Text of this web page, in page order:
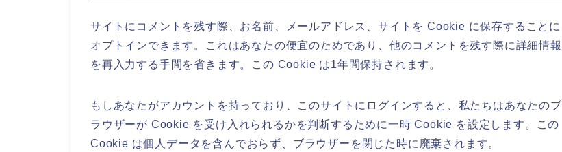
サイトにコメントを残す際、お名前、メールアドレス、サイトを Cookie に保存することに
オプトインできます。これはあなたの便宜のためであり、他のコメントを残す際に詳細情報
を再入力する手間を省きます。この Cookie は1年間保持されます。
もしあなたがアカウントを持っており、このサイトにログインすると、私たちはあなたのブ
ラウザーが Cookie を受け入れられるかを判断するために一時 Cookie を設定します。この
Cookie は個人データを含んでおらず、ブラウザーを閉じた時に廃棄されます。